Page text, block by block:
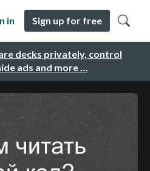
decks privately, control
ads and more …
in Sign up for free